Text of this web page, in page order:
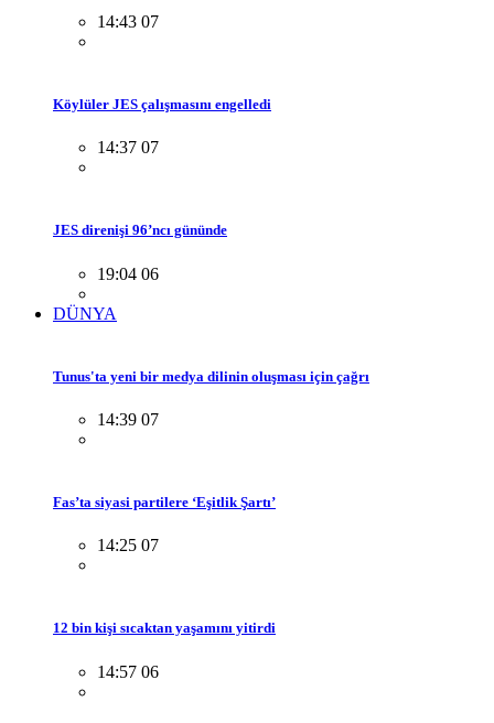
14:43 07
Köylüler JES çalışmasını engelledi
14:37 07
JES direnişi 96’ncı gününde
19:04 06
DÜNYA
Tunus'ta yeni bir medya dilinin oluşması için çağrı
14:39 07
Fas’ta siyasi partilere ‘Eşitlik Şartı’
14:25 07
12 bin kişi sıcaktan yaşamını yitirdi
14:57 06